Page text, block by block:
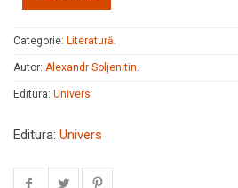
Categorie: Literatură.
Autor: Alexandr Soljenitin.
Editura: Univers
Editura: Univers